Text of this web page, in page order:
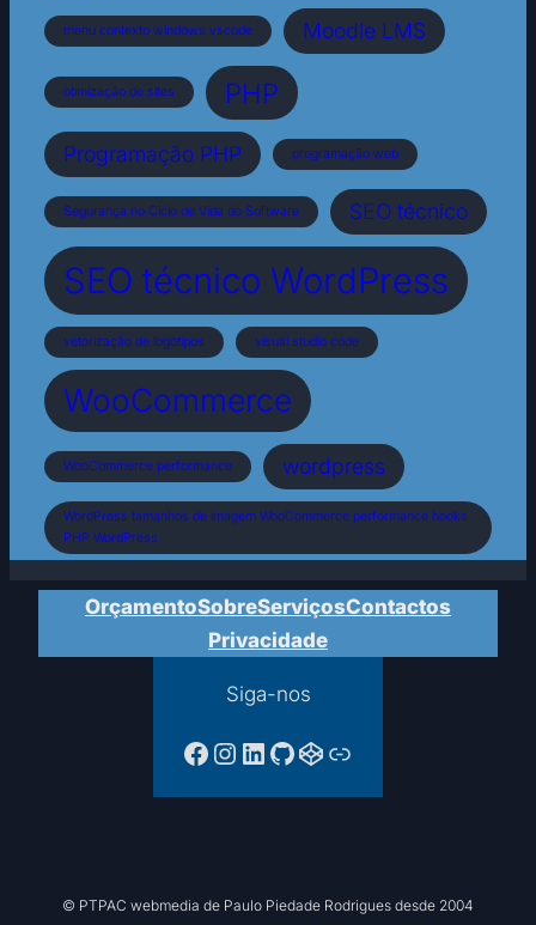
menu contexto windows vscode Moodle LMS
otimização de sites PHP
Programação PHP programação web
Segurança no Ciclo de Vida do Software SEO técnico
SEO técnico WordPress
vetorização de logótipos visual studio code
WooCommerce
WooCommerce performance wordpress
WordPress tamanhos de imagem WooCommerce performance hooks
PHP WordPress
OrçamentoSobreServiçosContactos
Privacidade
Siga-nos
Facebook da PTPAC
Instagram
LinkedIn
GitHub
CodePen
Ligação
© PTPAC webmedia de Paulo Piedade Rodrigues desde 2004